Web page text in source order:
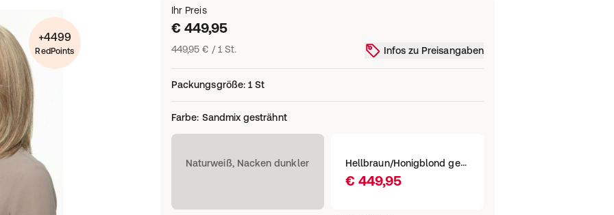
+4499
RedPoints
Ihr Preis
€ 449,95
449,95 € / 1 St. Infos zu Preisangaben
Packungsgröße:1 St
Farbe: Sandmix gesträhnt
Naturweiß, Nacken dunkler Hellbraun/Honigblond gemischt
€ 449,95